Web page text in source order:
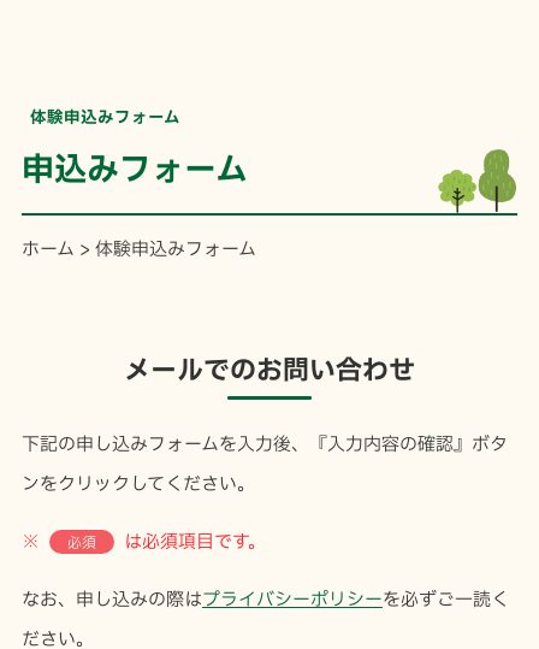
体験申込みフォーム
申込みフォーム
ホーム > 体験申込みフォーム
メールでのお問い合わせ
下記の申し込みフォームを入力後、『入力内容の確認』ボタ
ンをクリックしてください。
※ 必須 は必須項目です。
なお、申し込みの際はプライバシーポリシーを必ずご一読く
ださい。